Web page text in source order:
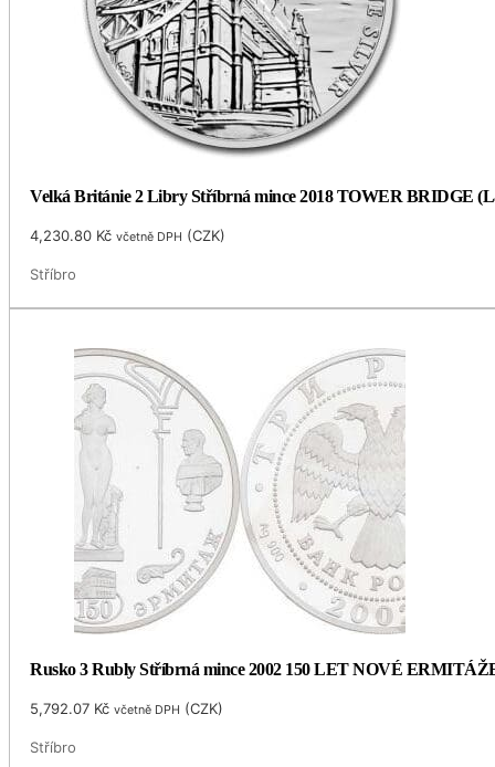
Velká Británie 2 Libry Stříbrná mince 2018 TOWER BRIDGE
4,230.80 Kč včetně DPH (CZK)
Stříbro
Rusko 3 Rubly Stříbrná mince 2002 150 LET NOVÉ
5,792.07 Kč včetně DPH (CZK)
Stříbro